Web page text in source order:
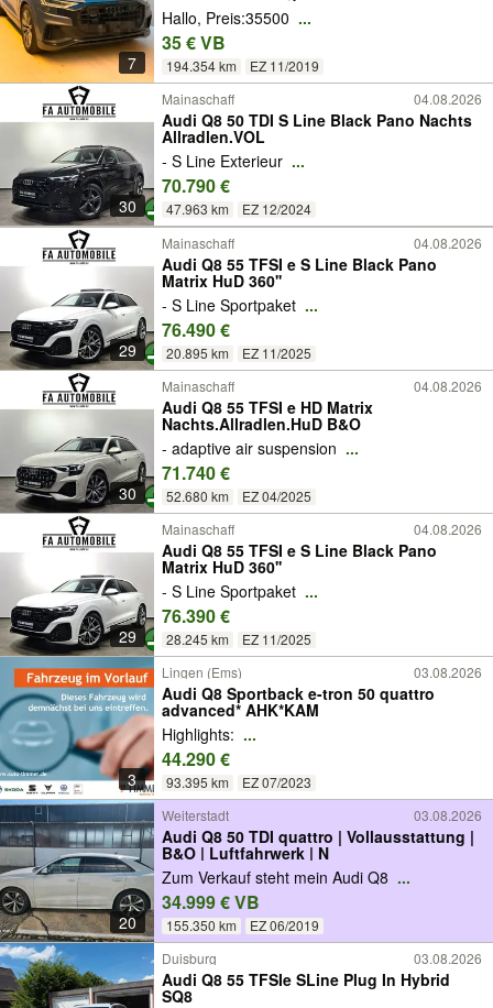
7
Hallo, Preis:35500 ...
35 € VB
194.354 km EZ 11/2019
30
Mainaschaff 04.08.2026
Audi Q8 50 TDI S Line Black Pano Nachts
Allradlen.VOL
- S Line Exterieur ...
70.790 €
47.963 km EZ 12/2024
29
Mainaschaff 04.08.2026
Audi Q8 55 TFSI e S Line Black Pano
Matrix HuD 360''
- S Line Sportpaket ...
76.490 €
20.895 km EZ 11/2025
30
Mainaschaff 04.08.2026
Audi Q8 55 TFSI e HD Matrix
Nachts.Allradlen.HuD B&O
- adaptive air suspension ...
71.740 €
52.680 km EZ 04/2025
29
Mainaschaff 04.08.2026
Audi Q8 55 TFSI e S Line Black Pano
Matrix HuD 360''
- S Line Sportpaket ...
76.390 €
28.245 km EZ 11/2025
3
Lingen (Ems) 03.08.2026
Audi Q8 Sportback e-tron 50 quattro
advanced* AHK*KAM
Highlights: ...
44.290 €
93.395 km EZ 07/2023
20
Weiterstadt 03.08.2026
Audi Q8 50 TDI quattro | Vollausstattung |
B&O | Luftfahrwerk | N
Zum Verkauf steht mein Audi Q8 ...
34.999 € VB
155.350 km EZ 06/2019
Duisburg 03.08.2026
Audi Q8 55 TFSIe SLine Plug In Hybrid
SQ8